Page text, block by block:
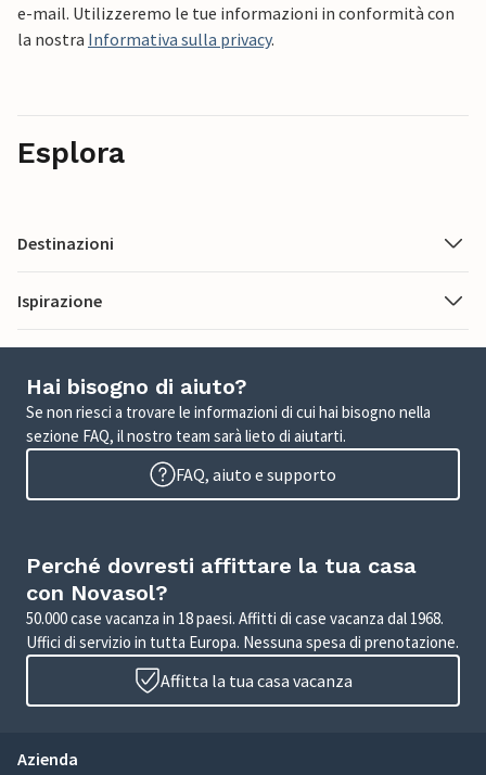
e-mail. Utilizzeremo le tue informazioni in conformità con
la nostra Informativa sulla privacy.
Esplora
Destinazioni
Ispirazione
Hai bisogno di aiuto?
Se non riesci a trovare le informazioni di cui hai bisogno nella
sezione FAQ, il nostro team sarà lieto di aiutarti.
FAQ, aiuto e supporto
Perché dovresti affittare la tua casa
con Novasol?
50.000 case vacanza in 18 paesi. Affitti di case vacanza dal 1968.
Uffici di servizio in tutta Europa. Nessuna spesa di prenotazione.
Affitta la tua casa vacanza
Azienda